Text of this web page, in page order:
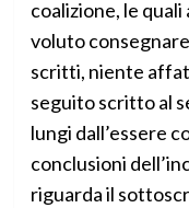
coalizione, le
voluto
scritti, niente
seguito scritto al
lungi dall’essere
conclusioni
riguarda il